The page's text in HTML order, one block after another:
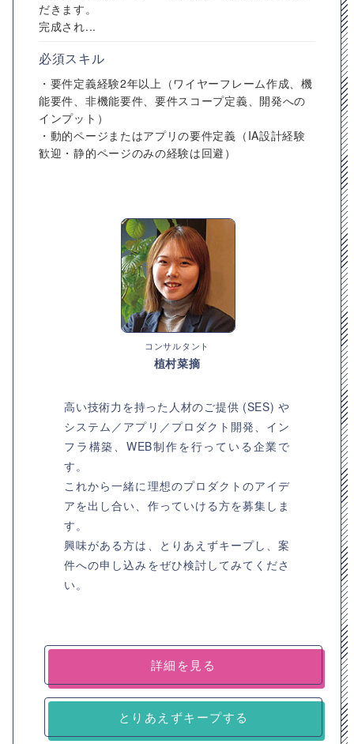
だきます。
完成され...
必須スキル
・要件定義経験2年以上（ワイヤーフレーム作成、機
能要件、非機能要件、要件スコープ定義、開発への
インプット）
・動的ページまたはアプリの要件定義（IA設計経験
歓迎・静的ページのみの経験は回避）
コンサルタント
植村菜摘
高い技術力を持った人材のご提供 (SES) や
システム／アプリ／プロダクト開発、イン
フラ構築、WEB制作を行っている企業で
す。
これから一緒に理想のプロダクトのアイデ
アを出し合い、作っていける方を募集しま
す。
興味がある方は、とりあえずキープし、案
件への申し込みをぜひ検討してみてくださ
い。
詳細を見る
とりあえずキープする